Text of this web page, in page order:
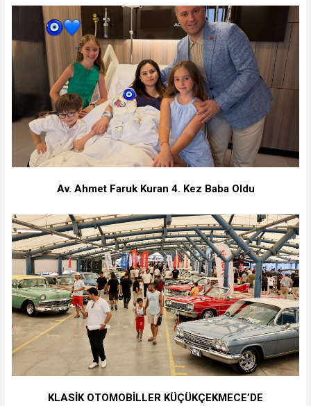
Av. Ahmet Faruk Kuran 4. Kez Baba Oldu
KLASİK OTOMOBİLLER KÜÇÜKÇEKMECE’DE